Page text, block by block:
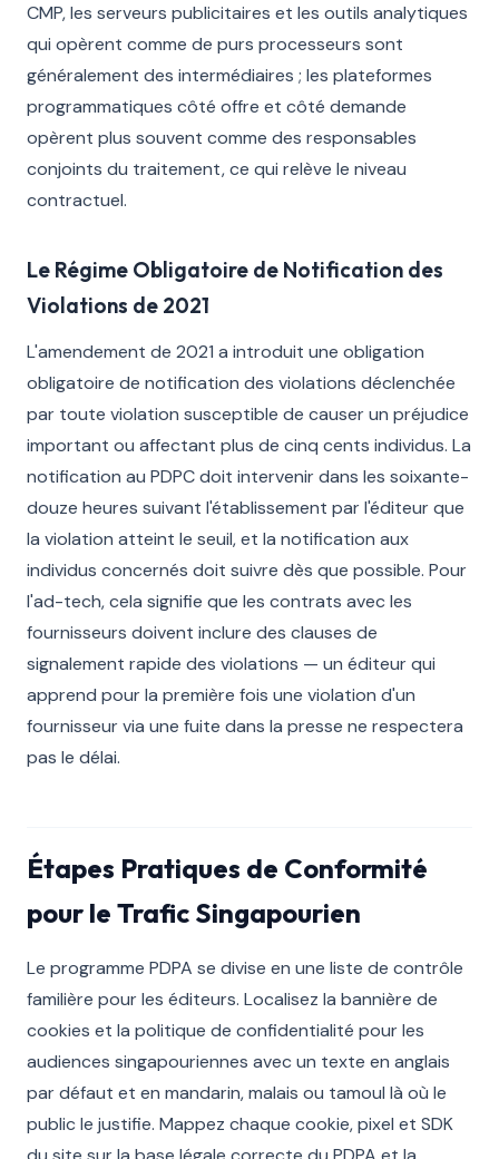
CMP, les serveurs publicitaires et les outils analytiques
qui opèrent comme de purs processeurs sont
généralement des intermédiaires ; les plateformes
programmatiques côté offre et côté demande
opèrent plus souvent comme des responsables
conjoints du traitement, ce qui relève le niveau
contractuel.
Le Régime Obligatoire de Notification des
Violations de 2021
L'amendement de 2021 a introduit une obligation
obligatoire de notification des violations déclenchée
par toute violation susceptible de causer un préjudice
important ou affectant plus de cinq cents individus. La
notification au PDPC doit intervenir dans les soixante-
douze heures suivant l'établissement par l'éditeur que
la violation atteint le seuil, et la notification aux
individus concernés doit suivre dès que possible. Pour
l'ad-tech, cela signifie que les contrats avec les
fournisseurs doivent inclure des clauses de
signalement rapide des violations — un éditeur qui
apprend pour la première fois une violation d'un
fournisseur via une fuite dans la presse ne respectera
pas le délai.
Étapes Pratiques de Conformité
pour le Trafic Singapourien
Le programme PDPA se divise en une liste de contrôle
familière pour les éditeurs. Localisez la bannière de
cookies et la politique de confidentialité pour les
audiences singapouriennes avec un texte en anglais
par défaut et en mandarin, malais ou tamoul là où le
public le justifie. Mappez chaque cookie, pixel et SDK